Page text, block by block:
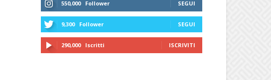
550,000 Follower SEGUI
9,300 Follower SEGUI
290,000 Iscritti ISCRIVITI